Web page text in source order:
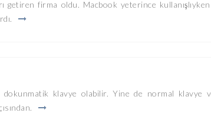
getiren firma oldu. Macbook yeterince
dokunmatik klavye olabilir. Yine de normal